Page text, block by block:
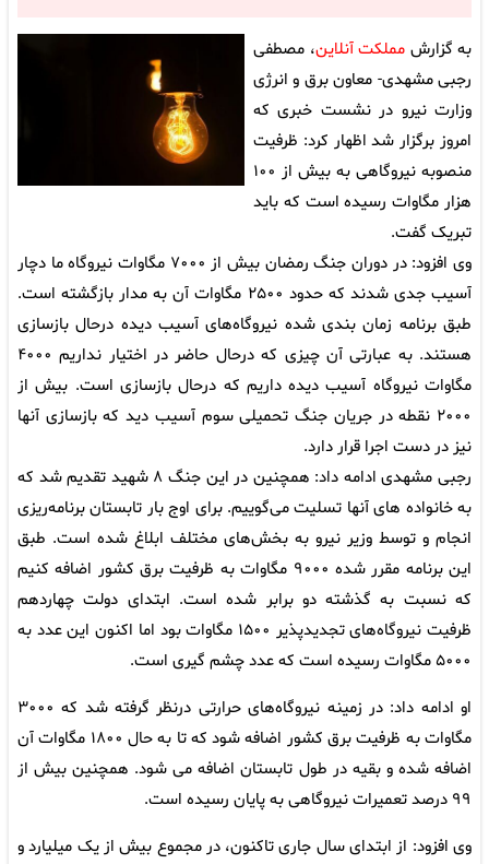
به گزارش مملکت آنلاین، مصطفی
رجبی مشهدی- معاون برق و انرژی
وزارت نیرو در نشست خبری که
امروز برگزار شد اظهار کرد: ظرفیت
منصوبه نیروگاهی به بیش از ۱۰۰
هزار مگاوات رسیده است که باید
تبریک گفت.
وی افزود: در دوران جنگ رمضان بیش از ۷۰۰۰ مگاوات نیروگاه ما دچار
آسیب جدی شدند که حدود ۲۵۰۰ مگاوات آن به مدار بازگشته است.
طبق برنامه زمان بندی شده نیروگاه‌های آسیب دیده درحال بازسازی
هستند. به عبارتی آن چیزی که درحال حاضر در اختیار نداریم ۴۰۰۰
مگاوات نیروگاه آسیب دیده داریم که درحال بازسازی است. بیش از
۲۰۰۰ نقطه در جریان جنگ تحمیلی سوم آسیب دید که بازسازی آنها
نیز در دست اجرا قرار دارد.
رجبی مشهدی ادامه داد: همچنین در این جنگ ۸ شهید تقدیم شد که
به خانواده های آنها تسلیت می‌گوییم. برای اوج بار تابستان برنامه‌ریزی
انجام و توسط وزیر نیرو به بخش‌های مختلف ابلاغ شده است. طبق
این برنامه مقرر شده ۹۰۰۰ مگاوات به ظرفیت برق کشور اضافه کنیم
که نسبت به گذشته دو برابر شده است. ابتدای دولت چهاردهم
ظرفیت نیروگاه‌های تجدیدپذیر ۱۵۰۰ مگاوات بود اما اکنون این عدد به
۵۰۰۰ مگاوات رسیده است که عدد چشم گیری است.
او ادامه داد: در زمینه نیروگاه‌های حرارتی درنظر گرفته شد که ۳۰۰۰
مگاوات به ظرفیت برق کشور اضافه شود که تا به حال ۱۸۰۰ مگاوات آن
اضافه شده و بقیه در طول تابستان اضافه می شود. همچنین بیش از
۹۹ درصد تعمیرات نیروگاهی به پایان رسیده است.
وی افزود: از ابتدای سال جاری تاکنون، در مجموع بیش از یک میلیارد و